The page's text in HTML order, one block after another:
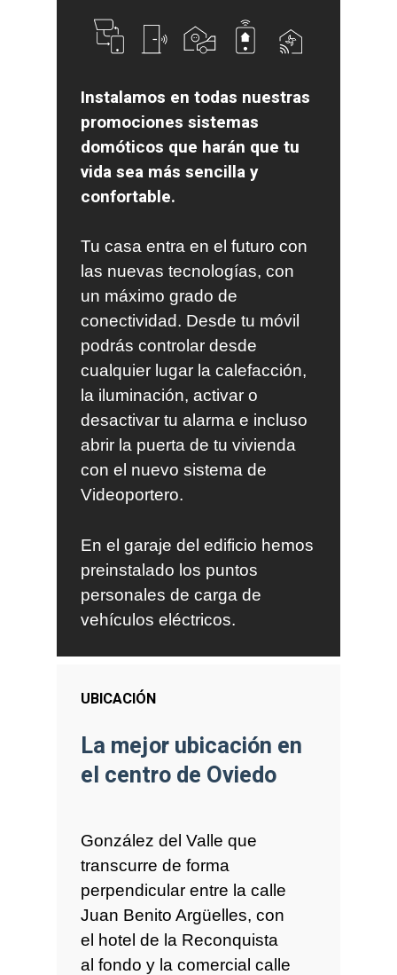
Instalamos en todas nuestras
promociones sistemas
domóticos que harán que tu
vida sea más sencilla y
confortable.
Tu casa entra en el futuro con
las nuevas tecnologías, con
un máximo grado de
conectividad. Desde tu móvil
podrás controlar desde
cualquier lugar la calefacción,
la iluminación, activar o
desactivar tu alarma e incluso
abrir la puerta de tu vivienda
con el nuevo sistema de
Videoportero.
En el garaje del edificio hemos
preinstalado los puntos
personales de carga de
vehículos eléctricos.
UBICACIÓN
La mejor ubicación en
el centro de Oviedo
González del Valle que
transcurre de forma
perpendicular entre la calle
Juan Benito Argüelles, con
el hotel de la Reconquista
al fondo y la comercial calle